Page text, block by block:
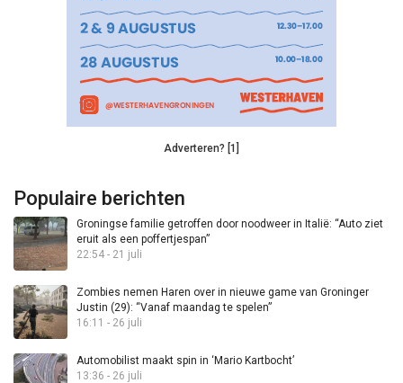
Adverteren? [1]
Populaire berichten
Groningse familie getroffen door noodweer in Italië: “Auto ziet
eruit als een poffertjespan”
22:54 - 21 juli
Zombies nemen Haren over in nieuwe game van Groninger
Justin (29): “Vanaf maandag te spelen”
16:11 - 26 juli
Automobilist maakt spin in ‘Mario Kartbocht’
13:36 - 26 juli